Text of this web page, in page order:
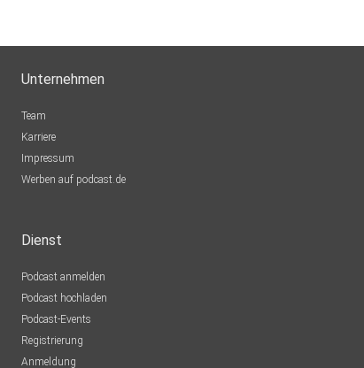
Unternehmen
Team
Karriere
Impressum
Werben auf podcast.de
Dienst
Podcast anmelden
Podcast hochladen
Podcast-Events
Registrierung
Anmeldung